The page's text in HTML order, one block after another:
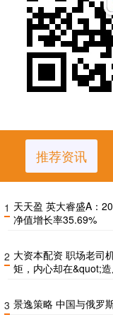
推荐资讯
1 天天盈 英大睿盛A：
净值增长率35.69%
2 大资本配资 职场老司
矩，内心却在&quot;造
3 景逸策略 中国与俄罗